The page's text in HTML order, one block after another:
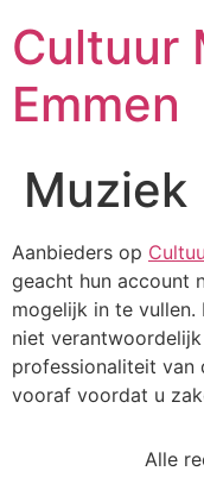
Cultuur
Emmen
Muziek
Aanbieders op
geacht hun account
mogelijk in te vullen.
niet
professionaliteit van
vooraf voordat u
Alle